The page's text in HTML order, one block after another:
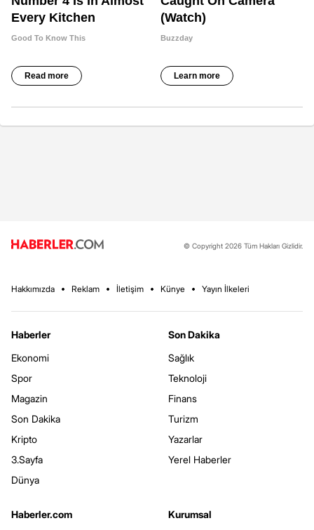
© Copyright 2026 Tüm Hakları Gizlidir.
Hakkımızda Reklam İletişim Künye Yayın İlkeleri
Haberler
Ekonomi
Spor
Magazin
Son Dakika
Kripto
3.Sayfa
Dünya
Son Dakika
Sağlık
Teknoloji
Finans
Turizm
Yazarlar
Yerel Haberler
Haberler.com
Kurumsal